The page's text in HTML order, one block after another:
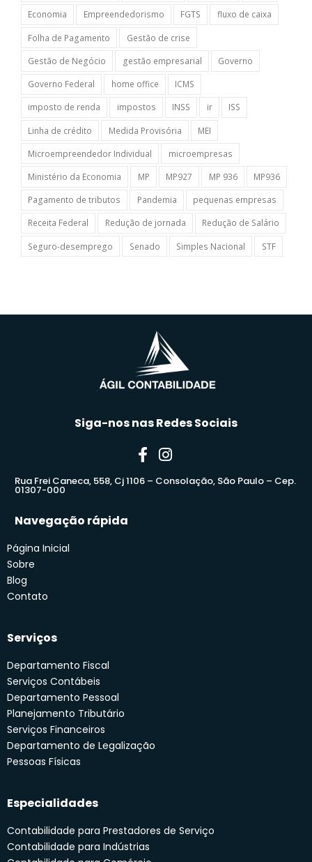
Economia
Empreendedorismo FGTS
fluxo de caixa
Folha de Pagamento
Gestão de crise
Gestão de Negócio
gestão empresarial
Governo
Governo Federal
home office
ICMS
imposto de renda
impostos INSS ir
ISS
Linha de crédito
Medida Provisória
MEI
Microempreendedor Individual
microempresas
Ministério da Economia
MP MP927 MP 936
MP936
Pagamento de tributos
Pandemia
pequenas empresas
Receita Federal
Redução de jornada
Redução de Salário
Seguro-desemprego
Senado Simples Nacional STF
Siga-nos nas Redes Sociais
Rua Frei Caneca, 558, Cj 1106 – Consolação, São Paulo – Cep.
01307-000
Navegação rápida
Página Inicial
Sobre
Blog
Contato
Serviços
Departamento Fiscal
Serviços Contábeis
Departamento Pessoal
Planejamento Tributário
Serviços Financeiros
Departamento de Legalização
Pessoas Físicas
Especialidades
Contabilidade para Prestadores de Serviço
Contabilidade para Indústrias